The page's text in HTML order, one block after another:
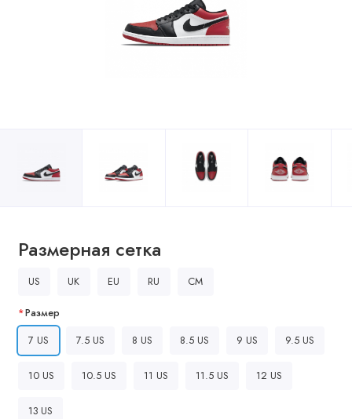
Размерная сетка
US UK EU RU CM
Размер
7 US
7.5 US 8 US 8.5 US 9 US 9.5 US
10 US 10.5 US 11 US 11.5 US 12 US
13 US